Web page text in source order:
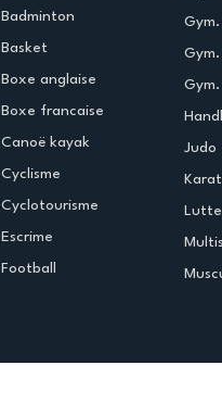
Badminton
Basket
Boxe anglaise
Boxe francaise
Canoë kayak
Cyclisme
Cyclotourisme
Escrime
Football
Judo
Lutte